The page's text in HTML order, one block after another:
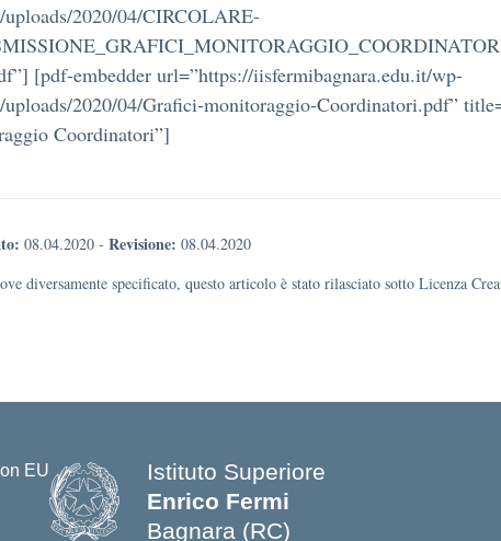
uploads/2020/04/CIRCOLARE-
[pdf-embedder url=”https://iisfermibagnara.edu.it/wp-
uploads/2020/04/Grafici-monitoraggio-Coordinatori.pdf”
Coordinatori”]
08.04.2020 - Revisione: 08.04.2020
diversamente specificato, questo articolo è stato rilasciato sotto Licenza
Istituto Superiore
Enrico Fermi
Bagnara (RC)